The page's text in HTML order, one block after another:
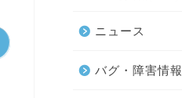
ニュース
バグ・障害情報